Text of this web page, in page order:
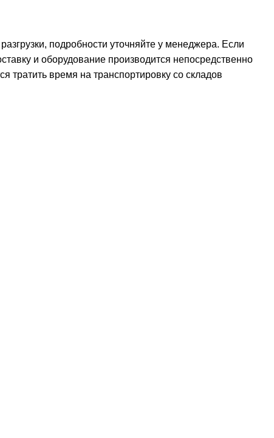
подробности уточняйте у менеджера. Если
и оборудование производится непосредственно
тратить время на транспортировку со складов